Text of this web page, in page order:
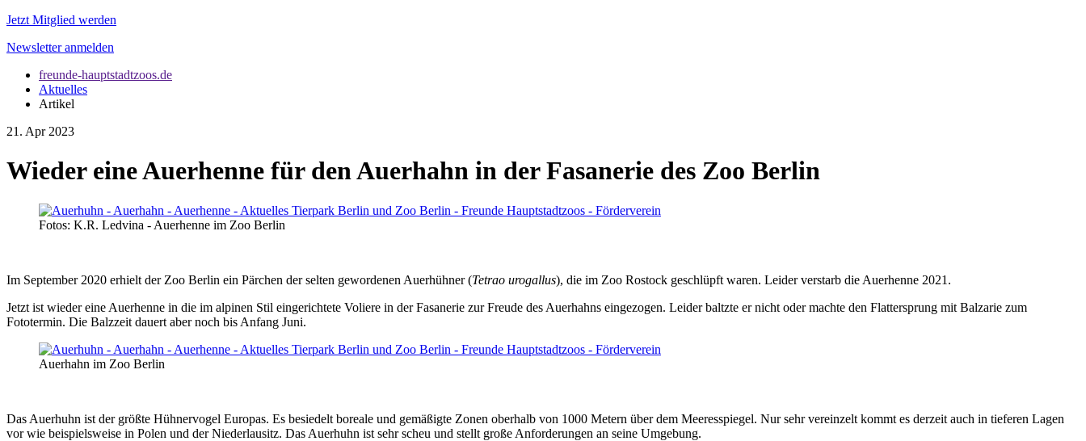
Jetzt Mitglied werden
Newsletter anmelden
freunde-hauptstadtzoos.de
Aktuelles
Artikel
21. Apr 2023
Wieder eine Auerhenne für den Auerhahn in der Fasanerie des Zoo Berlin
Fotos: K.R. Ledvina - Auerhenne im Zoo Berlin
Im September 2020 erhielt der Zoo Berlin ein Pärchen der selten gewordenen Auerhühner (Tetrao urogallus), die im Zoo Rostock geschlüpft waren. Leider verstarb die Auerhenne 2021.
Jetzt ist wieder eine Auerhenne in die im alpinen Stil eingerichtete Voliere in der Fasanerie zur Freude des Auerhahns eingezogen. Leider baltzte er nicht oder machte den Flattersprung mit Balzarie zum
Fototermin. Die Balzzeit dauert aber noch bis Anfang Juni.
Auerhahn im Zoo Berlin
Das Auerhuhn ist der größte Hühnervogel Europas. Es besiedelt boreale und gemäßigte Zonen oberhalb von 1000 Metern über dem Meeresspiegel. Nur sehr vereinzelt kommt es derzeit auch in tieferen Lagen
vor wie beispielsweise in Polen und der Niederlausitz. Das Auerhuhn ist sehr scheu und stellt große Anforderungen an seine Umgebung.